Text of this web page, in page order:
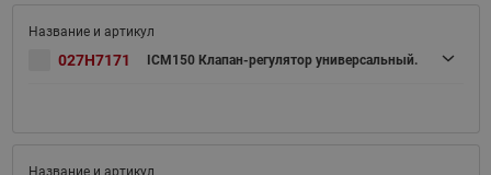
027H7171 ICM150 Клапан-регулятор универсальный.